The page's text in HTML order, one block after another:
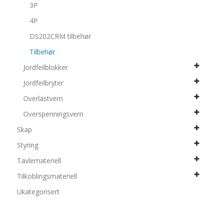
3P
4P
DS202CRM tilbehør
Tilbehør
Jordfeilblokker
Jordfeilbryter
Overlastvern
Overspenningsvern
Skap
Styring
Tavlemateriell
Tilkoblingsmateriell
Ukategorisert